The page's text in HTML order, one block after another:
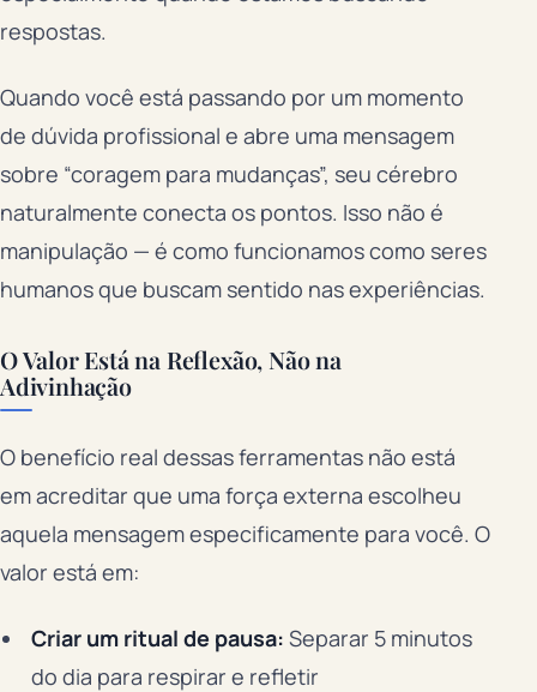
respostas.
Quando você está passando por um momento
de dúvida profissional e abre uma mensagem
sobre “coragem para mudanças”, seu cérebro
naturalmente conecta os pontos. Isso não é
manipulação — é como funcionamos como seres
humanos que buscam sentido nas experiências.
O Valor Está na Reflexão, Não na
Adivinhação
O benefício real dessas ferramentas não está
em acreditar que uma força externa escolheu
aquela mensagem especificamente para você. O
valor está em:
Criar um ritual de pausa: Separar 5 minutos
do dia para respirar e refletir